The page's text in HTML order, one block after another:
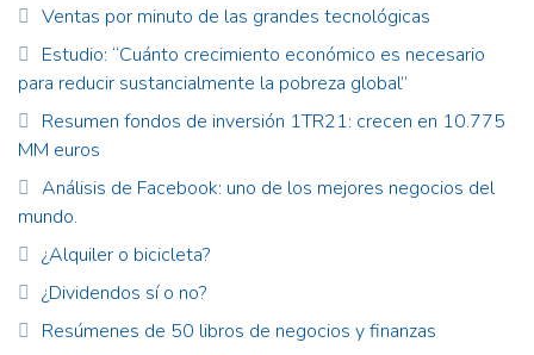
Ventas por minuto de las grandes tecnológicas
Estudio: “Cuánto crecimiento económico es necesario
para reducir sustancialmente la pobreza global”
Resumen fondos de inversión 1TR21: crecen en 10.775
MM euros
Análisis de Facebook: uno de los mejores negocios del
mundo.
¿Alquiler o bicicleta?
¿Dividendos sí o no?
Resúmenes de 50 libros de negocios y finanzas